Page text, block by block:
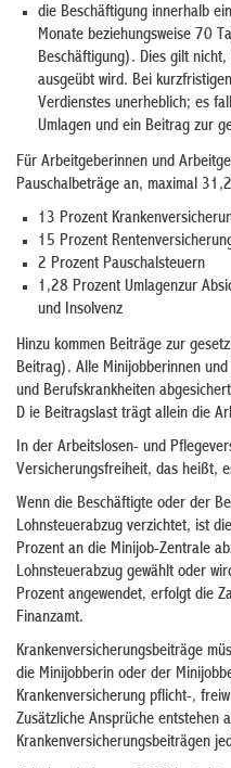
die Beschäftigung innerhalb
Monate beziehungsweise 70
Beschäftigung). Dies gilt
ausgeübt wird. Bei
Verdienstes unerheblich; es
Umlagen und ein Beitrag zur
Für Arbeitgeberinnen und
Pauschalbeträge an, maximal
13 Prozent
15 Prozent
2 Prozent Pauschalsteuern
1,28 Prozent Umlagenzur
und Insolvenz
Hinzu kommen Beiträge zur
Beitrag). Alle Minijobberinnen
und Berufskrankheiten
D ie Beitragslast trägt allein die
In der Arbeitslosen- und
Versicherungsfreiheit, das heißt,
Wenn die Beschäftigte oder der
Lohnsteuerabzug verzichtet, ist
Prozent an die Minijob-Zentrale
Lohnsteuerabzug gewählt oder
Prozent angewendet, erfolgt die
Finanzamt.
Krankenversicherungsbeiträge
die Minijobberin oder der
Krankenversicherung pflicht-,
Zusätzliche Ansprüche entstehen
Krankenversicherungsbeiträgen